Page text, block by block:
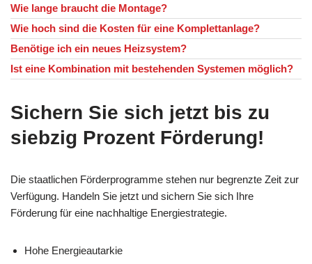
Wie lange braucht die Montage?
Wie hoch sind die Kosten für eine Komplettanlage?
Benötige ich ein neues Heizsystem?
Ist eine Kombination mit bestehenden Systemen möglich?
Sichern Sie sich jetzt bis zu
siebzig Prozent Förderung!
Die staatlichen Förderprogramme stehen nur begrenzte Zeit zur
Verfügung. Handeln Sie jetzt und sichern Sie sich Ihre
Förderung für eine nachhaltige Energiestrategie.
Hohe Energieautarkie